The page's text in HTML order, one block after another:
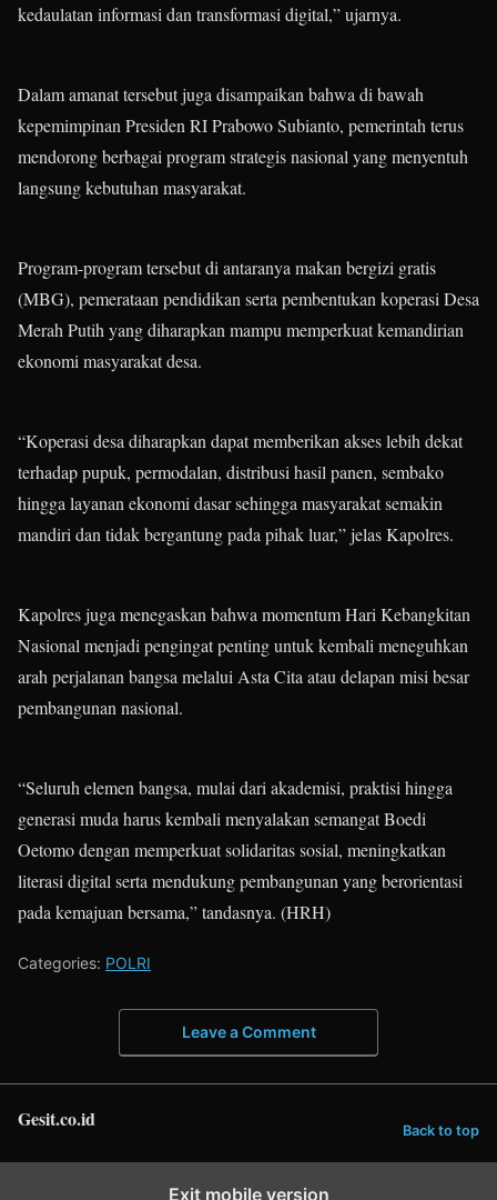
kedaulatan informasi dan transformasi digital,” ujarnya.
Dalam amanat tersebut juga disampaikan bahwa di bawah
kepemimpinan Presiden RI Prabowo Subianto, pemerintah terus
mendorong berbagai program strategis nasional yang menyentuh
langsung kebutuhan masyarakat.
Program-program tersebut di antaranya makan bergizi gratis
(MBG), pemerataan pendidikan serta pembentukan koperasi Desa
Merah Putih yang diharapkan mampu memperkuat kemandirian
ekonomi masyarakat desa.
“Koperasi desa diharapkan dapat memberikan akses lebih dekat
terhadap pupuk, permodalan, distribusi hasil panen, sembako
hingga layanan ekonomi dasar sehingga masyarakat semakin
mandiri dan tidak bergantung pada pihak luar,” jelas Kapolres.
Kapolres juga menegaskan bahwa momentum Hari Kebangkitan
Nasional menjadi pengingat penting untuk kembali meneguhkan
arah perjalanan bangsa melalui Asta Cita atau delapan misi besar
pembangunan nasional.
“Seluruh elemen bangsa, mulai dari akademisi, praktisi hingga
generasi muda harus kembali menyalakan semangat Boedi
Oetomo dengan memperkuat solidaritas sosial, meningkatkan
literasi digital serta mendukung pembangunan yang berorientasi
pada kemajuan bersama,” tandasnya. (HRH)
Categories: POLRI
Leave a Comment
Gesit.co.id Back to top
Exit mobile version